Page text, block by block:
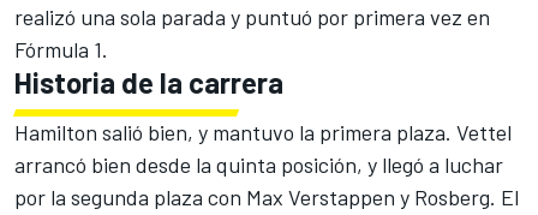
realizó una sola parada y puntuó por primera vez en
Fórmula 1.
Historia de la carrera
Hamilton salió bien, y mantuvo la primera plaza. Vettel
arrancó bien desde la quinta posición, y llegó a luchar
por la segunda plaza con Max Verstappen y Rosberg. El